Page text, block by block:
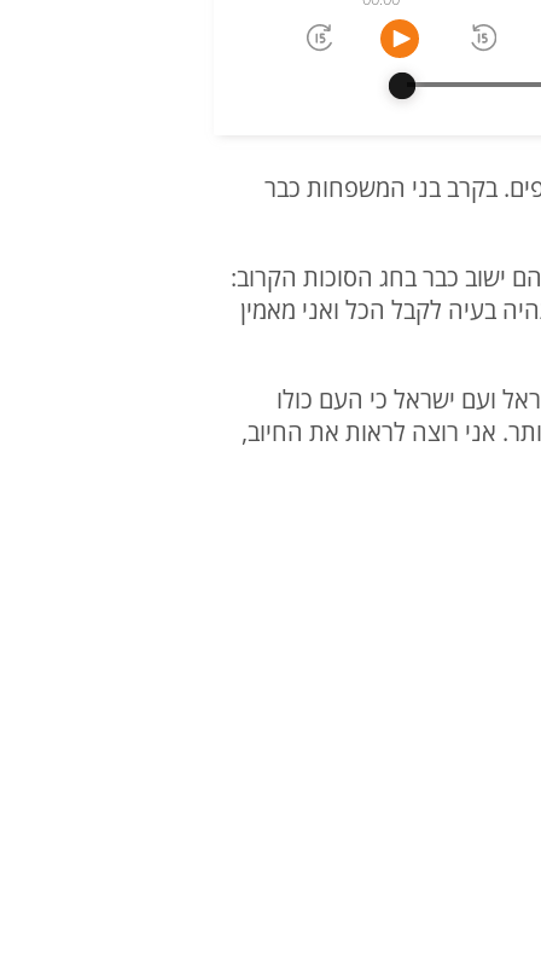
בקרב בני המשפחות כבר
של עומרי שאביהם ישוב כבר בחג הסוכות הקרוב:
בעיה לקבל הכל ואני מאמין
ועם ישראל כי העם כולו
אני רוצה לראות את החיוב,